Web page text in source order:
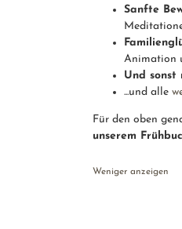
Sanfte
Animation
Und sonst
...und alle
Für den oben
unserem
Weniger anzeigen